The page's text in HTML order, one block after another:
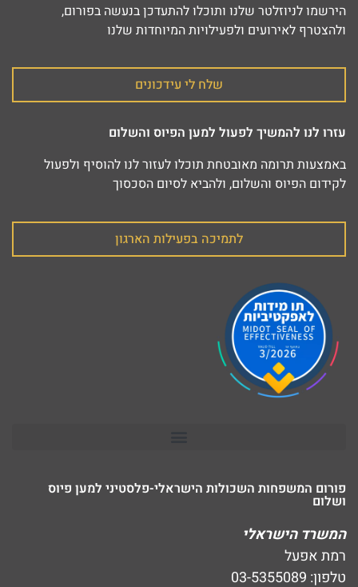
הירשמו לניוזלטר שלנו ותוכלו להתעדכן בנעשה בפורום,
ולהצטרף לאירועים ולפעילויות המיוחדות שלנו
שלח לי עידכונים
עזרו לנו להמשיך לפעול למען הפיוס והשלום
באמצעות תרומה מאובטחת תוכלו לעזור לנו להוסיף ולפעול
לקידום הפיוס והשלום, ולהביא לסיום הסכסוך
לתמיכה בפעילות הארגון
פורום המשפחות השכולות הישראלי-פלסטיני למען פיוס
ושלום
המשרד הישראלי
רמת אפעל
טלפון: 03-5355089